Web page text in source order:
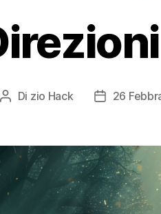
Autore
Di zio Hack
Data
26